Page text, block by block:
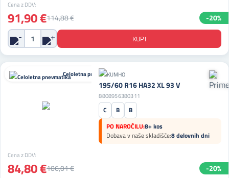
Cena z DDV:
91,90 €114,88 € -20%
Celoletna pnevmatika
195/60 R16 HA32 XL 93 V
8808956380311
C B
B
PO NAROČILU:8+ kos
Dobava v naše skladišče:8 delovnih dni
Cena z DDV:
84,80 €106,01 € -20%